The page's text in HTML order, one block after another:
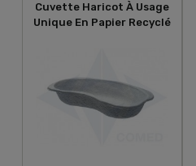
Cuvette Haricot À Usage
Unique En Papier Recyclé